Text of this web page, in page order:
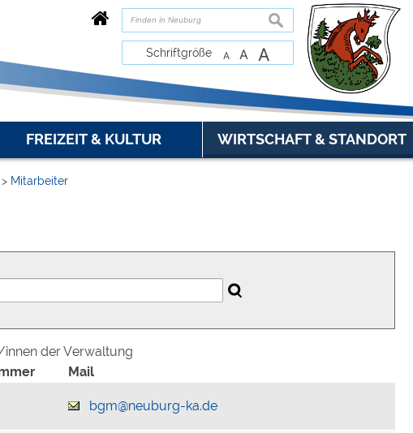
suchen
Schriftgröße A A A
FREIZEIT & KULTUR WIRTSCHAFT & STANDORT
> Mitarbeiter
der Verwaltung
Mail
bgm@neuburg-ka.de